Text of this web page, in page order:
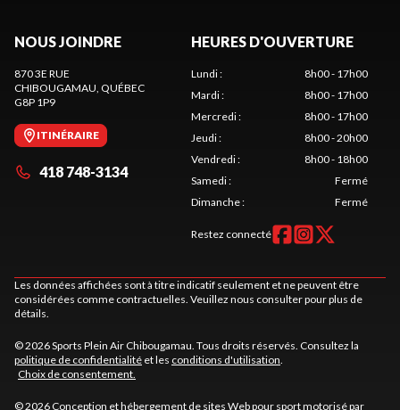
NOUS JOINDRE
870 3E RUE
CHIBOUGAMAU, QUÉBEC
G8P 1P9
ITINÉRAIRE
418 748-3134
HEURES D'OUVERTURE
Lundi:
8h00 - 17h00
Mardi:
8h00 - 17h00
Mercredi:
8h00 - 17h00
Jeudi:
8h00 - 20h00
Vendredi:
8h00 - 18h00
Samedi:
Fermé
Dimanche: Fermé
Restez connecté
Les données affichées sont à titre indicatif seulement et ne peuvent être
considérées comme contractuelles. Veuillez nous consulter pour plus de
détails.
© 2026 Sports Plein Air Chibougamau. Tous droits réservés. Consultez la
politique de confidentialité et les conditions d'utilisation.
Choix de consentement.
© 2026 Conception et hébergement de sites Web pour sport motorisé par